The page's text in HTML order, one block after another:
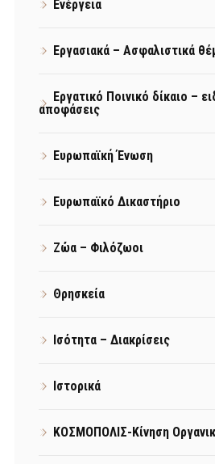
Ενέργεια
Εργασιακά – Ασφαλιστικά
Εργατικό Ποινικό δίκαιο –
αποφάσεις
Ευρωπαϊκή Ένωση
Ευρωπαϊκό Δικαστήριο
Ζώα – Φιλόζωοι
Θρησκεία
Ισότητα – Διακρίσεις
Ιστορικά
ΚΟΣΜΟΠΟΛΙΣ-Κίνηση